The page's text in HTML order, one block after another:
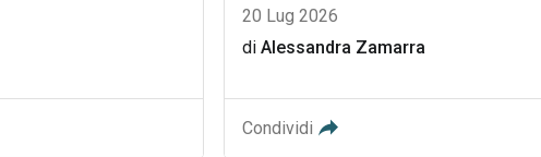
20 Lug 2026
diAlessandra Zamarra
Condividi